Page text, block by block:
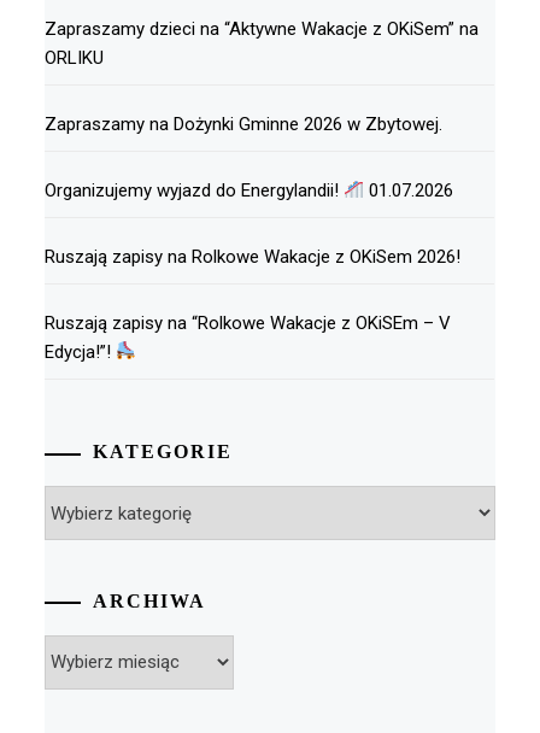
Zapraszamy dzieci na “Aktywne Wakacje z OKiSem” na
ORLIKU
Zapraszamy na Dożynki Gminne 2026 w Zbytowej.
Organizujemy wyjazd do Energylandii! 01.07.2026
Ruszają zapisy na Rolkowe Wakacje z OKiSem 2026!
Ruszają zapisy na “Rolkowe Wakacje z OKiSEm – V
Edycja!”!
KATEGORIE
ARCHIWA